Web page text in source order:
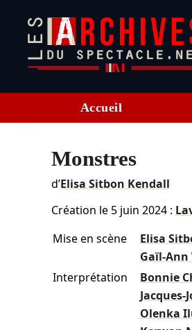
Accueil
Monstres
d’Elisa Sitbon Kendall
Création le 5 juin 2024:
Mise en scène
Elisa
Gaïl-
Interprétation
Bonnie
Jacques-
Olenka